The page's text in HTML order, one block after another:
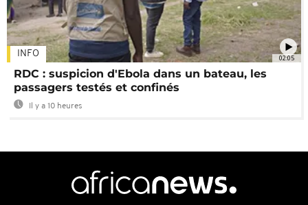
02:05
INFO
RDC : suspicion d'Ebola dans un bateau, les
passagers testés et confinés
Il y a 10 heures